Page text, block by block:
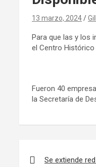
13 marzo, 2024
Para que las y los
el Centro Histórico
Fueron 40
la Secretaría de
de
Se extiende